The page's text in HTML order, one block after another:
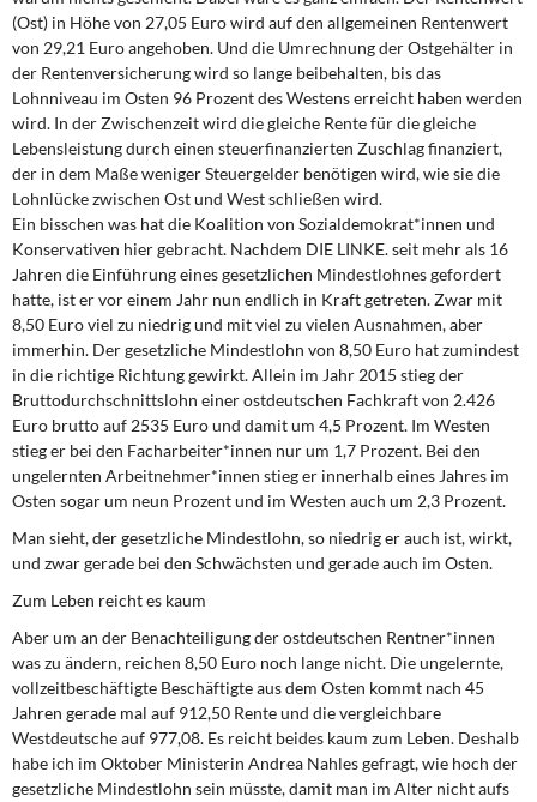
(Ost) in Höhe von 27,05 Euro wird auf den allgemeinen Rentenwert
von 29,21 Euro angehoben. Und die Umrechnung der Ostgehälter in
der Rentenversicherung wird so lange beibehalten, bis das
Lohnniveau im Osten 96 Prozent des Westens erreicht haben werden
wird. In der Zwischenzeit wird die gleiche Rente für die gleiche
Lebensleistung durch einen steuerfinanzierten Zuschlag finanziert,
der in dem Maße weniger Steuergelder benötigen wird, wie sie die
Lohnlücke zwischen Ost und West schließen wird.
Ein bisschen was hat die Koalition von Sozialdemokrat*innen und
Konservativen hier gebracht. Nachdem DIE LINKE. seit mehr als 16
Jahren die Einführung eines gesetzlichen Mindestlohnes gefordert
hatte, ist er vor einem Jahr nun endlich in Kraft getreten. Zwar mit
8,50 Euro viel zu niedrig und mit viel zu vielen Ausnahmen, aber
immerhin. Der gesetzliche Mindestlohn von 8,50 Euro hat zumindest
in die richtige Richtung gewirkt. Allein im Jahr 2015 stieg der
Bruttodurchschnittslohn einer ostdeutschen Fachkraft von 2.426
Euro brutto auf 2535 Euro und damit um 4,5 Prozent. Im Westen
stieg er bei den Facharbeiter*innen nur um 1,7 Prozent. Bei den
ungelernten Arbeitnehmer*innen stieg er innerhalb eines Jahres im
Osten sogar um neun Prozent und im Westen auch um 2,3 Prozent.
Man sieht, der gesetzliche Mindestlohn, so niedrig er auch ist, wirkt,
und zwar gerade bei den Schwächsten und gerade auch im Osten.
Zum Leben reicht es kaum
Aber um an der Benachteiligung der ostdeutschen Rentner*innen
was zu ändern, reichen 8,50 Euro noch lange nicht. Die ungelernte,
vollzeitbeschäftigte Beschäftigte aus dem Osten kommt nach 45
Jahren gerade mal auf 912,50 Rente und die vergleichbare
Westdeutsche auf 977,08. Es reicht beides kaum zum Leben. Deshalb
habe ich im Oktober Ministerin Andrea Nahles gefragt, wie hoch der
gesetzliche Mindestlohn sein müsste, damit man im Alter nicht aufs